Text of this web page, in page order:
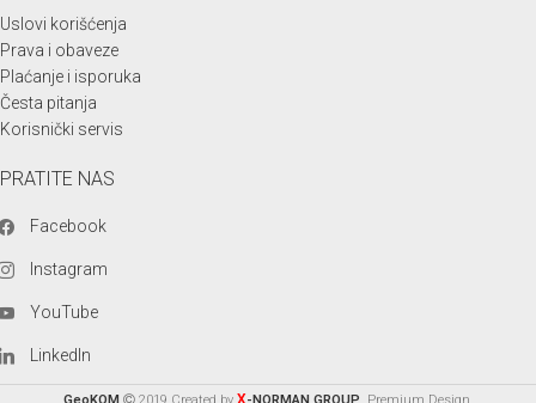
Uslovi korišćenja
Prava i obaveze
Plaćanje i isporuka
Česta pitanja
Korisnički servis
PRATITE NAS
Facebook
Instagram
YouTube
LinkedIn
X